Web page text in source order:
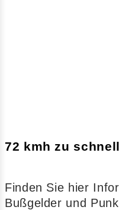
72 kmh zu
Finden Sie hier
Bußgelder und